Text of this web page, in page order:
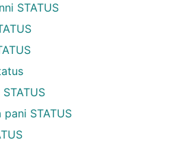
STATUS
STATUS